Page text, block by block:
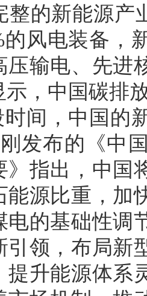
整的新能源产
的风电装备，
压输电、先进
示，中国碳排
时间，中国的
发布的《中
》指出，中国
能源比重，加
电的基础性调
引领，布局新
提升能源体系